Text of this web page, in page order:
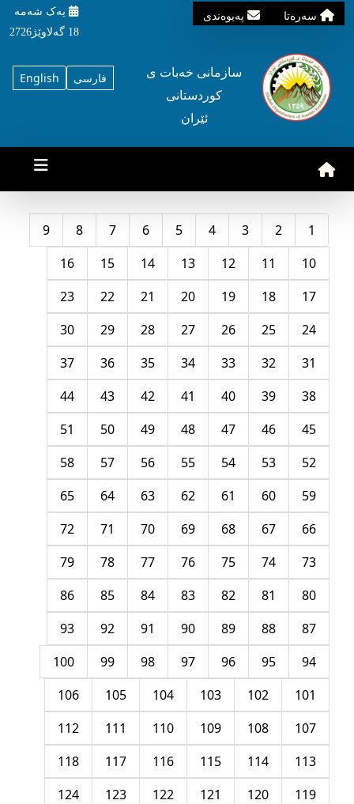
سه‌ره‌تا په‌یوه‌ندی
یه‌ک شه‌مه‌
18 گه‌لاوێژ2726
English فارسی
سازمانی خه‌بات ی
کوردستانی
ئێران
1
2
3
4
5
6
7
8
9
10
11
12
13
14
15
16
17
18
19
20
21
22
23
24
25
26
27
28
29
30
31
32
33
34
35
36
37
38
39
40
41
42
43
44
45
46
47
48
49
50
51
52
53
54
55
56
57
58
59
60
61
62
63
64
65
66
67
68
69
70
71
72
73
74
75
76
77
78
79
80
81
82
83
84
85
86
87
88
89
90
91
92
93
94
95
96
97
98
99
100
101
102
103
104
105
106
107
108
109
110
111
112
113
114
115
116
117
118
119
120
121
122
123
124